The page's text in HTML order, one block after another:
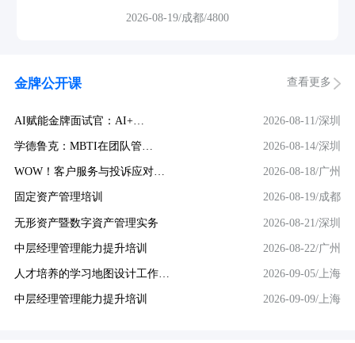
2026-08-19/成都/4800
金牌公开课 查看更多
AI赋能金牌面试官：AI+… 2026-08-11/深圳
学德鲁克：MBTI在团队管… 2026-08-14/深圳
WOW！客户服务与投诉应对… 2026-08-18/广州
固定资产管理培训 2026-08-19/成都
无形资产暨数字資产管理实务 2026-08-21/深圳
中层经理管理能力提升培训 2026-08-22/广州
人才培养的学习地图设计工作… 2026-09-05/上海
中层经理管理能力提升培训 2026-09-09/上海